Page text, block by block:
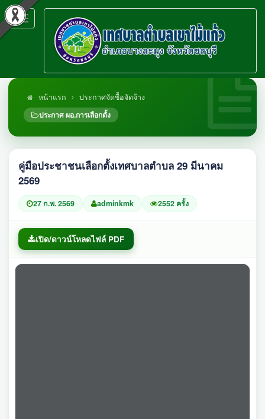
Toggle
navigation
หน้าแรก
ประกาศจัดซื้อจัดจ้าง
ประกาศ ผอ.การเลือกตั้ง
คู่มือประชาชนเลือกตั้งเทศบาลตำบล 29 มีนาคม
2569
27 ก.พ. 2569 adminkmk 2552 ครั้ง
เปิด/ดาวน์โหลดไฟล์ PDF